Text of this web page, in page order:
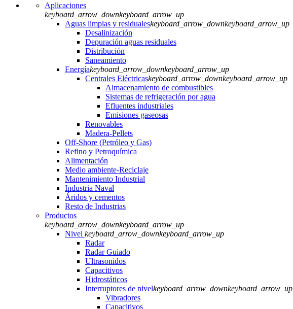
Aplicaciones
keyboard_arrow_downkeyboard_arrow_up
Aguas limpias y residualeskeyboard_arrow_downkeyboard_arrow_up
Desalinización
Depuración aguas residuales
Distribución
Saneamiento
Energíakeyboard_arrow_downkeyboard_arrow_up
Centrales Eléctricaskeyboard_arrow_downkeyboard_arrow_up
Almacenamiento de combustibles
Sistemas de refrigeración por agua
Efluentes industriales
Emisiones gaseosas
Renovables
Madera-Pellets
Off-Shore (Petróleo y Gas)
Refino y Petroquímica
Alimentación
Medio ambiente-Reciclaje
Mantenimiento Industrial
Industria Naval
Áridos y cementos
Resto de Industrias
Productos
keyboard_arrow_downkeyboard_arrow_up
Nivel keyboard_arrow_downkeyboard_arrow_up
Radar
Radar Guiado
Ultrasonidos
Capacitivos
Hidrostáticos
Interruptores de nivelkeyboard_arrow_downkeyboard_arrow_up
Vibradores
Capacitivos